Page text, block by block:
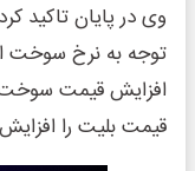
وی در پایان تاکید
توجه به نرخ سوخت
قیمت بلیت را